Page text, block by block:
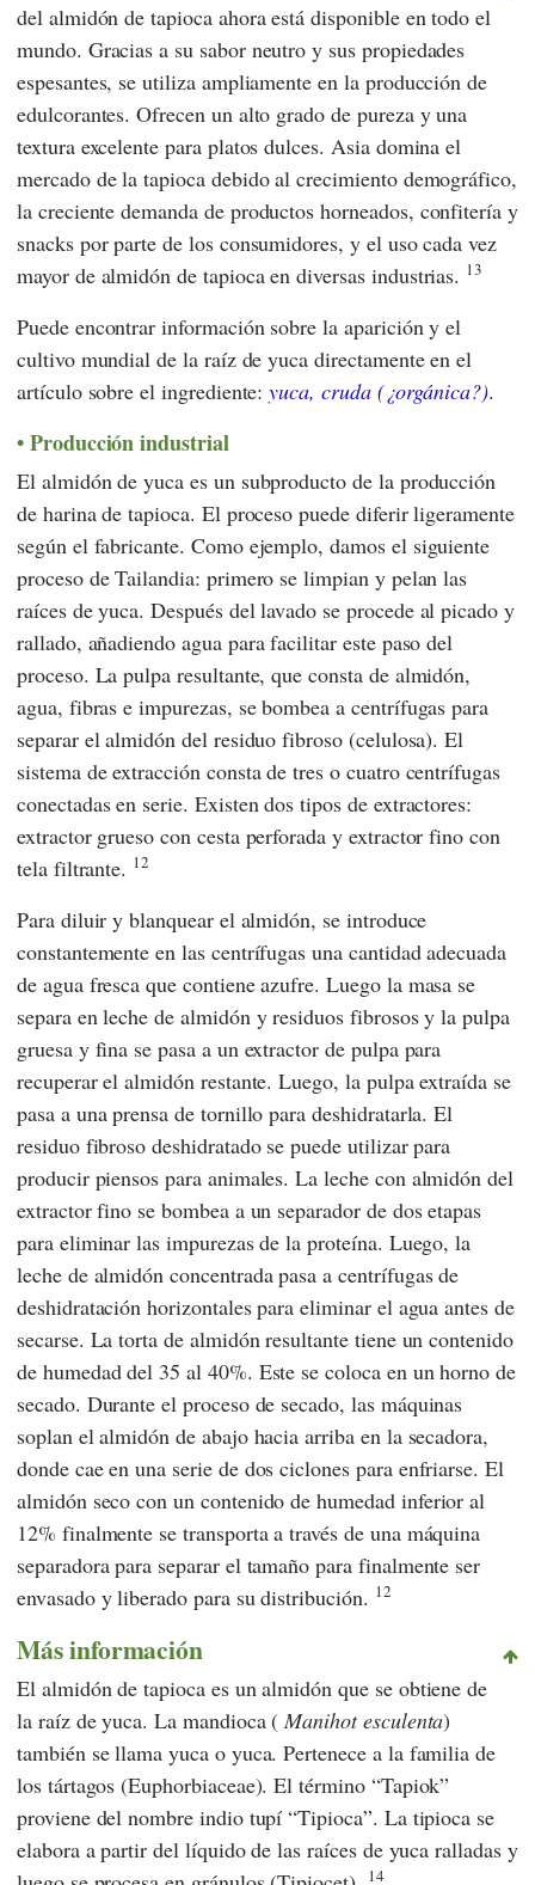
del almidón de tapioca ahora está disponible en todo el
mundo. Gracias a su sabor neutro y sus propiedades
espesantes, se utiliza ampliamente en la producción de
edulcorantes. Ofrecen un alto grado de pureza y una
textura excelente para platos dulces. Asia domina el
mercado de la tapioca debido al crecimiento demográfico,
la creciente demanda de productos horneados, confitería y
snacks por parte de los consumidores, y el uso cada vez
mayor de almidón de tapioca en diversas industrias. 13
Puede encontrar información sobre la aparición y el
cultivo mundial de la raíz de yuca directamente en el
artículo sobre el ingrediente:yuca, cruda (¿orgánica?).
Producción industrial
El almidón de yuca es un subproducto de la producción
de harina de tapioca. El proceso puede diferir ligeramente
según el fabricante. Como ejemplo, damos el siguiente
proceso de Tailandia: primero se limpian y pelan las
raíces de yuca. Después del lavado se procede al picado y
rallado, añadiendo agua para facilitar este paso del
proceso. La pulpa resultante, que consta de almidón,
agua, fibras e impurezas, se bombea a centrífugas para
separar el almidón del residuo fibroso (celulosa). El
sistema de extracción consta de tres o cuatro centrífugas
conectadas en serie. Existen dos tipos de extractores:
extractor grueso con cesta perforada y extractor fino con
tela filtrante. 12
Para diluir y blanquear el almidón, se introduce
constantemente en las centrífugas una cantidad adecuada
de agua fresca que contiene azufre. Luego la masa se
separa en leche de almidón y residuos fibrosos y la pulpa
gruesa y fina se pasa a un extractor de pulpa para
recuperar el almidón restante. Luego, la pulpa extraída se
pasa a una prensa de tornillo para deshidratarla. El
residuo fibroso deshidratado se puede utilizar para
producir piensos para animales. La leche con almidón del
extractor fino se bombea a un separador de dos etapas
para eliminar las impurezas de la proteína. Luego, la
leche de almidón concentrada pasa a centrífugas de
deshidratación horizontales para eliminar el agua antes de
secarse. La torta de almidón resultante tiene un contenido
de humedad del 35 al 40%. Este se coloca en un horno de
secado. Durante el proceso de secado, las máquinas
soplan el almidón de abajo hacia arriba en la secadora,
donde cae en una serie de dos ciclones para enfriarse. El
almidón seco con un contenido de humedad inferior al
12% finalmente se transporta a través de una máquina
separadora para separar el tamaño para finalmente ser
envasado y liberado para su distribución. 12
Más información
El almidón de tapioca es un almidón que se obtiene de
la raíz de yuca. La mandioca ( Manihot esculenta)
también se llama yuca o yuca. Pertenece a la familia de
los tártagos (Euphorbiaceae). El término “Tapiok”
proviene del nombre indio tupí “Tipioca”. La tipioca se
elabora a partir del líquido de las raíces de yuca ralladas y
14